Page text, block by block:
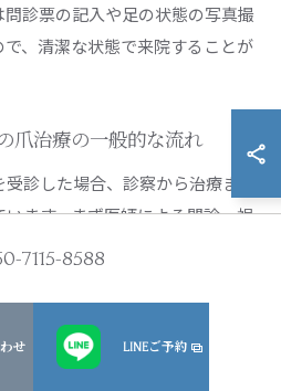
診票の記入や足の状態の写真撮
、清潔な状態で来院することが
爪治療の一般的な流れ
診した場合、診察から治療まで
ます。まず医師による問診・視
時期、既往歴などを詳しく聞か
状や希望に合わせて治療方針が
7115-8588
せ LINEご予約